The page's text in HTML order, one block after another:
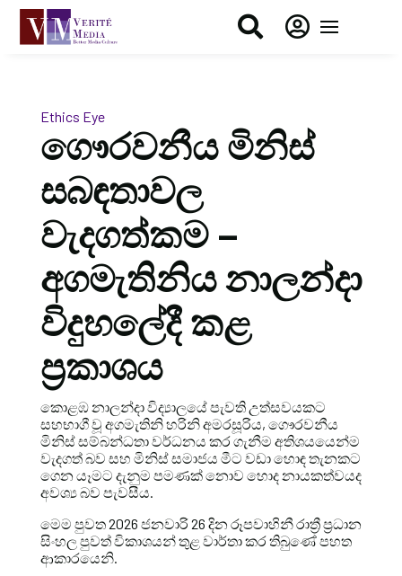
 
Ethics Eye
ගෞරවනීය මිනිස්
සබඳතාවල
වැදගත්කම –
අගමැතිනිය නාලන්දා
විදුහලේදී කළ
ප්‍රකාශය
කොළඹ නාලන්දා විද්‍යාලයේ පැවති උත්සවයකට
සහභාගී වූ අගමැතිනි හරිනි අමරසූරිය, ගෞරවනීය
මිනිස් සම්බන්ධතා වර්ධනය කර ගැනීම අතිශයයෙන්ම
වැදගත් බව සහ මිනිස් සමාජය මීට වඩා හොඳ තැනකට
ගෙන යෑමට දැනුම පමණක් නොව හොද නායකත්වයද
අවශ්‍ය බව පැවසීය.
මෙම පුවත 2026 ජනවාරි 26 දින රූපවාහිනී රාත්‍රී ප්‍රධාන
සිංහල පුවත් විකාශයන් තුළ වාර්තා කර තිබුණේ පහත
ආකාරයෙනි.